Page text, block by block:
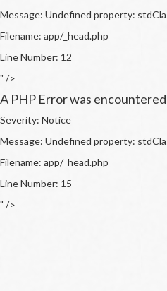
Message: Undefined property:
Filename: app/_head.php
Line Number: 12
" />
A PHP Error was encountered
Severity: Notice
Message: Undefined property:
Filename: app/_head.php
Line Number: 15
" />